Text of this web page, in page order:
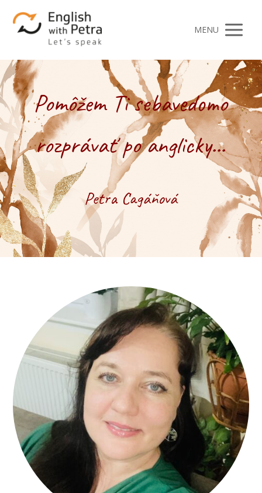
MENU
Pomôžem Ti sebavedomo
rozprávať po anglicky...
Petra Cagáňová